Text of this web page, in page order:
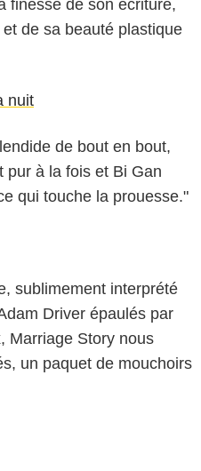
finesse de son écriture,
de sa beauté plastique
nuit
de bout en bout,
pur à la fois et Bi Gan
qui touche la prouesse."
sublimement interprété
Driver épaulés par
Marriage Story nous
un paquet de mouchoirs